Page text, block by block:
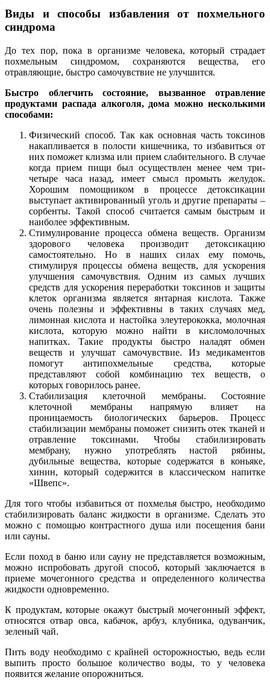
Виды и способы избавления от похмельного
синдрома
До тех пор, пока в организме человека, который страдает
похмельным синдромом, сохраняются вещества, его
отравляющие, быстро самочувствие не улучшится.
Быстро облегчить состояние, вызванное отравление
продуктами распада алкоголя, дома можно несколькими
способами:
Физический способ. Так как основная часть токсинов
накапливается в полости кишечника, то избавиться от
них поможет клизма или прием слабительного. В случае
когда прием пищи был осуществлен менее чем три-
четыре часа назад, имеет смысл промыть желудок.
Хорошим помощником в процессе детоксикации
выступает активированный уголь и другие препараты –
сорбенты. Такой способ считается самым быстрым и
наиболее эффективным.
Стимулирование процесса обмена веществ. Организм
здорового человека производит детоксикацию
самостоятельно. Но в наших силах ему помочь,
стимулируя процессы обмена веществ, для ускорения
улучшения самочувствия. Одним из самых лучших
средств для ускорения переработки токсинов и защиты
клеток организма является янтарная кислота. Также
очень полезны и эффективны в таких случаях мед,
лимонная кислота и настойка элеутерококка, молочная
кислота, которую можно найти в кисломолочных
напитках. Такие продукты быстро наладят обмен
веществ и улучшат самочувствие. Из медикаментов
помогут антипохмельные средства, которые
представляют собой комбинацию тех веществ, о
которых говорилось ранее.
Стабилизация клеточной мембраны. Состояние
клеточной мембраны напрямую влияет на
проницаемость биологических барьеров. Процесс
стабилизации мембраны поможет снизить отек тканей и
отравление токсинами. Чтобы стабилизировать
мембрану, нужно употреблять настой рябины,
дубильные вещества, которые содержатся в коньяке,
хинин, который содержится в классическом напитке
«Швепс».
Для того чтобы избавиться от похмелья быстро, необходимо
стабилизировать баланс жидкости в организме. Сделать это
можно с помощью контрастного душа или посещения бани
или сауны.
Если поход в баню или сауну не представляется возможным,
можно испробовать другой способ, который заключается в
приеме мочегонного средства и определенного количества
жидкости одновременно.
К продуктам, которые окажут быстрый мочегонный эффект,
относятся отвар овса, кабачок, арбуз, клубника, одуванчик,
зеленый чай.
Пить воду необходимо с крайней осторожностью, ведь если
выпить просто большое количество воды, то у человека
появится желание опорожниться.